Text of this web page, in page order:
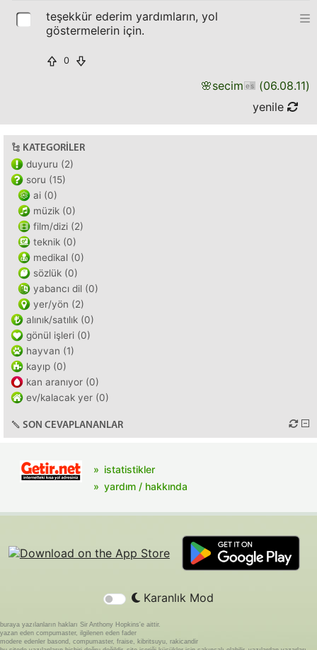
teşekkür ederim yardımların, yol
göstermelerin için.
0
🌸secim (06.08.11)
yenile
KATEGORILER
duyuru (2)
soru (15)
ai (0)
müzik (0)
film/dizi (2)
teknik (0)
medikal (0)
sözlük (0)
yabancı dil (0)
yer/yön (2)
alınık/satılık (0)
gönül işleri (0)
hayvan (1)
kayıp (0)
kan aranıyor (0)
ev/kalacak yer (0)
SON CEVAPLANANLAR
istatistikler
yardım / hakkında
Karanlık Mod
buraya yazılanların hakları Sir Anthony Hopkins'e aittir.
yazan eden compumaster, ilgilenen eden fader
modere edenler basond, compumaster, fraise, kibritsuyu, rakicandir